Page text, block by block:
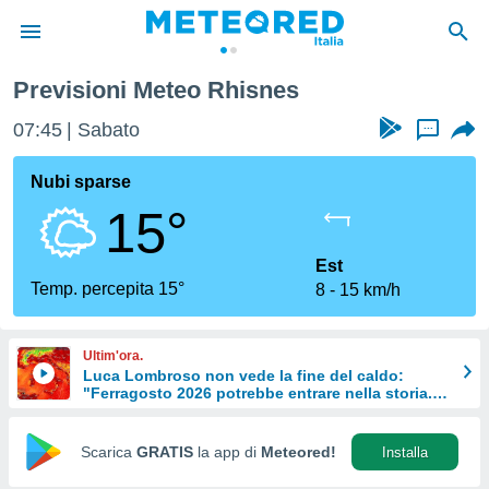
di
per
le
di
Web
Previsioni Meteo Rhisnes
07:45 Sabato ...
Nubi sparse
15°
Temp. percepita 15°
Est
8
15 km/h
Ultim'ora.
Luca Lombroso non vede la fine del caldo:
"Ferragosto 2026 potrebbe entrare nella storia.
Scarica GRATIS la app di Meteored! Installa